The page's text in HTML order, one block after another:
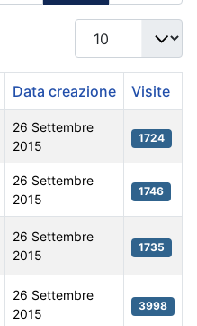
Visualizza #
Data creazione Visite
26 Settembre
2015
1724
26 Settembre
2015
1746
26 Settembre
2015
1735
26 Settembre
2015
3998